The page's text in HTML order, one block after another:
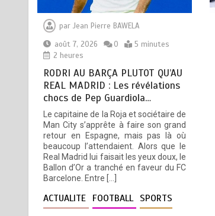
4
BLITTA / SEMINAIRE
NATIONAL DES GOUVERNEURS
ET PREFETS: … Vers
l’optimisation du service public
août 6, 2026
4 minutes
18 heures
5
RECHERCHE ET INNOVATION: Le
Togo ouvre la voie pour
l’enracinement du génie
génétique et de la
biotechnologie
août 6, 2026 3 minutes 1 jour
parJean Pierre BAWELA
août 7, 2026
0
5 minutes
2 heures
RODRI AU BARÇA PLUTOT QU’AU
REAL MADRID : Les révélations
chocs de Pep Guardiola…
Le capitaine de la Roja et sociétaire de
Man City s’apprête à faire son grand
retour en Espagne, mais pas là où
beaucoup l’attendaient. Alors que le
Real Madrid lui faisait les yeux doux, le
Ballon d’Or a tranché en faveur du FC
Barcelone. Entre […]
ACTUALITE FOOTBALL SPORTS